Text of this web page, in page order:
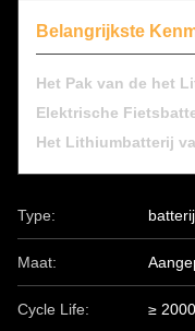
Belangrijkste
Het Pak van de het
Elektrische
Het Lithiumbatterij
Type:
Maat:
Cycle Life: ≥